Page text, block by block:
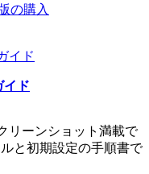
の購入
イド
リーンショット満載で
と初期設定の手順書で